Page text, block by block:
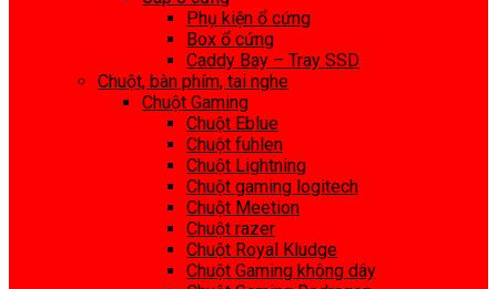
Phụ kiện ổ cứng
Box ổ cứng
Caddy Bay – Tray SSD
Chuột, bàn phím, tai nghe
Chuột Gaming
Chuột Eblue
Chuột fuhlen
Chuột Lightning
Chuột gaming logitech
Chuột Meetion
Chuột razer
Chuột Royal Kludge
Chuột Gaming không dây